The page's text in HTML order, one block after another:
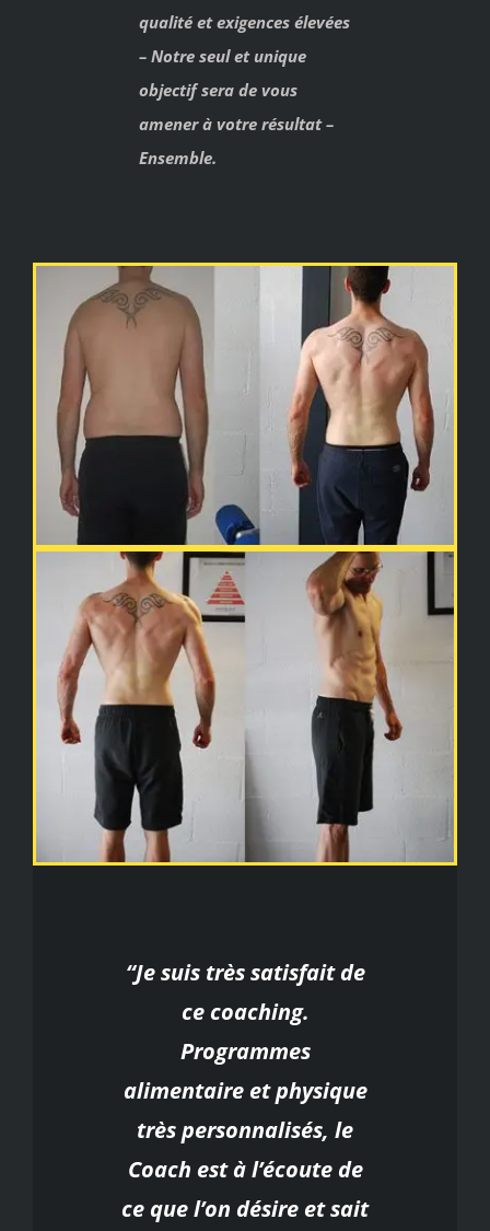
qualité et exigences élevées
– Notre seul et unique
objectif sera de vous
amener à votre résultat –
Ensemble.
“Je suis très satisfait de
ce coaching.
Programmes
alimentaire et physique
très personnalisés, le
Coach est à l’écoute de
ce que l’on désire et sait